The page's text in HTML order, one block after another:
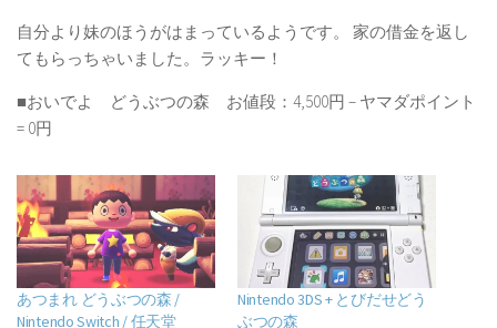
自分より妹のほうがはまっているようです。 家の借金を返し
てもらっちゃいました。ラッキー！
■おいでよ どうぶつの森 お値段：4,500円 – ヤマダポイント
= 0円
あつまれ どうぶつの森 /
Nintendo Switch / 任天堂
Nintendo 3DS + とびだせどう
ぶつの森